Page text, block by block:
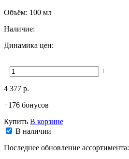
Объём: 100 мл
Наличие:
Динамика цен:
– +
4 377 р.
+176 бонусов
Купить В корзине
В наличии
Последнее обновление ассортимента: